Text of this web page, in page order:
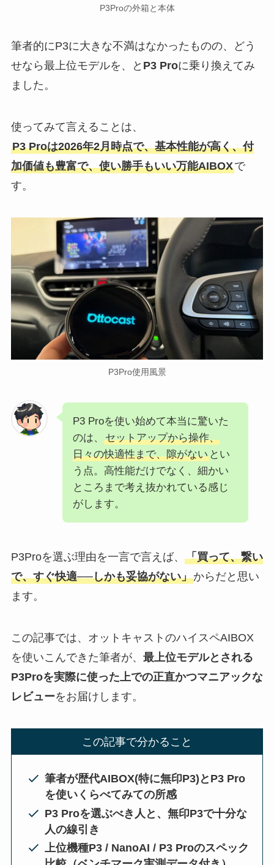
P3Proの外箱と本体
筆者的にP3に大きな不満はなかったものの、どう
せなら最上位モデルを、と P3 Proに乗り換えてみ
ました。
使ってみて言えることは、
P3 Proは2026年2月時点で、基本性能が高く、付
加価値も豊富で、使い勝手もいい万能AIBOXで
す。
P3Pro使用風景
P3 Proを使い始めて本当に驚いた
のは、
セットアップから操作、
日々の快適性まで、隙がないとい
う点。高性能だけでなく、細かい
ところまで考え抜かれている感じ
がします。
P3Proを選ぶ理由を一言で言えば、 「買って、繋い
で、すぐ快適──しかも妥協がない」からだと思い
ます。
この記事では、オットキャストのハイスペAIBOX
を使いこんできた筆者が、 最上位モデルとされる
P3Proを実際に使った上での正直かつマニアックな
レビューをお届けします。
この記事で分かること
筆者が歴代AIBOX(特に無印P3)とP3 Pro
を使いくらべてみての所感
P3 Proを選ぶべき人と、無印P3で十分な
人の線引き
上位機種P3 / NanoAI / P3 Proのスペック